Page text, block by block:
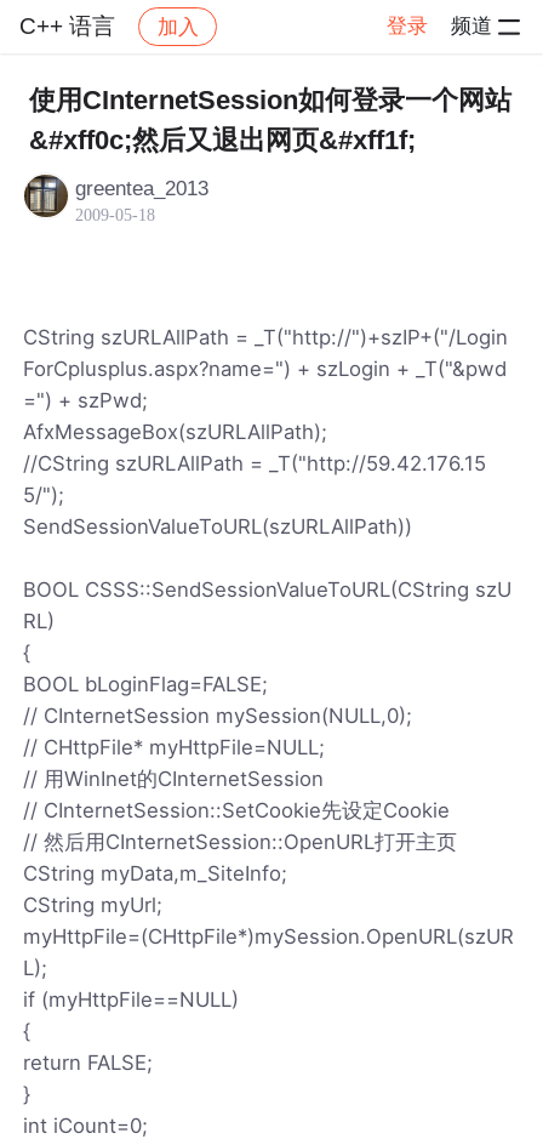
C++ 语言 加入 登录 频道
社区 C++ 语言 帖子详情
使用CInternetSession如何登录一个网站
&#xff0c;然后又退出网页&#xff1f;
greentea_2013
2009-05-18
CString szURLAllPath = _T("http://")+szIP+("/Login
ForCplusplus.aspx?name=") + szLogin + _T("&pwd
=") + szPwd;
AfxMessageBox(szURLAllPath);
//CString szURLAllPath = _T("http://59.42.176.15
5/");
SendSessionValueToURL(szURLAllPath))
BOOL CSSS::SendSessionValueToURL(CString szU
RL)
{
BOOL bLoginFlag=FALSE;
// CInternetSession mySession(NULL,0);
// CHttpFile* myHttpFile=NULL;
// 用WinInet的CInternetSession
// CInternetSession::SetCookie先设定Cookie
// 然后用CInternetSession::OpenURL打开主页
CString myData,m_SiteInfo;
CString myUrl;
myHttpFile=(CHttpFile*)mySession.OpenURL(szUR
L);
if (myHttpFile==NULL)
{
return FALSE;
}
int iCount=0;